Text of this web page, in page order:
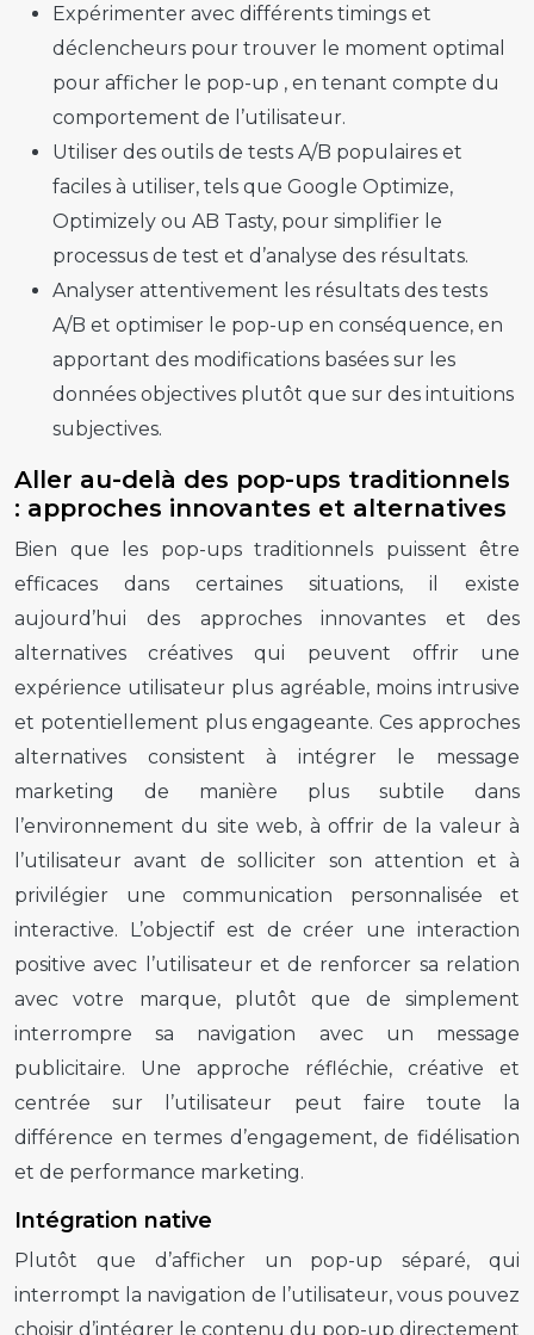
Expérimenter avec différents timings et
déclencheurs pour trouver le moment optimal
pour afficher le pop-up , en tenant compte du
comportement de l’utilisateur.
Utiliser des outils de tests A/B populaires et
faciles à utiliser, tels que Google Optimize,
Optimizely ou AB Tasty, pour simplifier le
processus de test et d’analyse des résultats.
Analyser attentivement les résultats des tests
A/B et optimiser le pop-up en conséquence, en
apportant des modifications basées sur les
données objectives plutôt que sur des intuitions
subjectives.
Aller au-delà des pop-ups traditionnels
: approches innovantes et alternatives
Bien que les pop-ups traditionnels puissent être
efficaces dans certaines situations, il existe
aujourd’hui des approches innovantes et des
alternatives créatives qui peuvent offrir une
expérience utilisateur plus agréable, moins intrusive
et potentiellement plus engageante. Ces approches
alternatives consistent à intégrer le message
marketing de manière plus subtile dans
l’environnement du site web, à offrir de la valeur à
l’utilisateur avant de solliciter son attention et à
privilégier une communication personnalisée et
interactive. L’objectif est de créer une interaction
positive avec l’utilisateur et de renforcer sa relation
avec votre marque, plutôt que de simplement
interrompre sa navigation avec un message
publicitaire. Une approche réfléchie, créative et
centrée sur l’utilisateur peut faire toute la
différence en termes d’engagement, de fidélisation
et de performance marketing.
Intégration native
Plutôt que d’afficher un pop-upséparé, qui
interrompt la navigation de l’utilisateur, vous pouvez
choisir d’intégrer le contenu du pop-up directement